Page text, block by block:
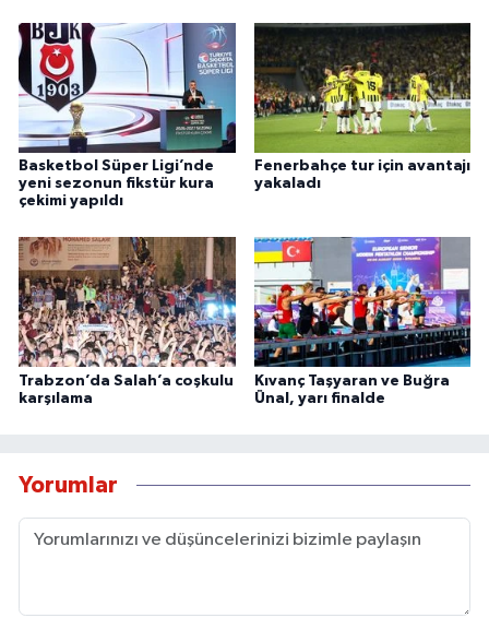
Basketbol Süper Ligi’nde
yeni sezonun fikstür kura
çekimi yapıldı
Fenerbahçe tur için avantajı
yakaladı
Trabzon’da Salah’a coşkulu
karşılama
Kıvanç Taşyaran ve Buğra
Ünal, yarı finalde
Yorumlar